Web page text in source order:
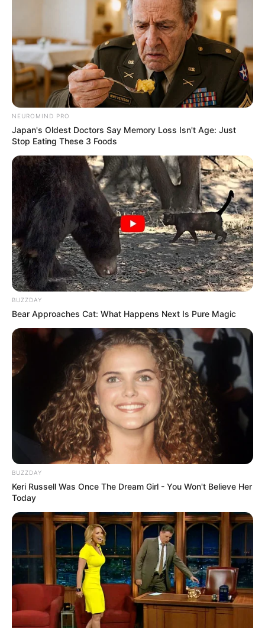
NEUROMIND PRO
Japan's Oldest Doctors Say Memory Loss Isn't Age: Just
Stop Eating These 3 Foods
BUZZDAY
Bear Approaches Cat: What Happens Next Is Pure Magic
BUZZDAY
Keri Russell Was Once The Dream Girl - You Won't Believe Her
Today